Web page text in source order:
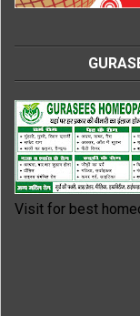
Visit for best